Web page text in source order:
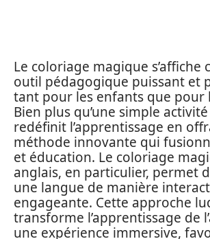
Le coloriage magique s’affiche
outil pédagogique puissant et
tant pour les enfants que pour
Bien plus qu’une simple
redéfinit l’apprentissage en
méthode innovante qui
et éducation. Le coloriage
anglais, en particulier, permet
une langue de manière
engageante. Cette approche
transforme l’apprentissage de
une expérience immersive,